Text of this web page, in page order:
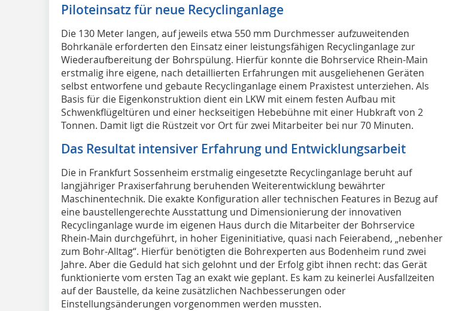
Piloteinsatz für neue Recyclinganlage
Die 130 Meter langen, auf jeweils etwa 550 mm Durchmesser aufzuweitenden
Bohrkanäle erforderten den Einsatz einer leistungsfähigen Recyclinganlage zur
Wiederaufbereitung der Bohrspülung. Hierfür konnte die Bohrservice Rhein-Main
erstmalig ihre eigene, nach detaillierten Erfahrungen mit ausgeliehenen Geräten
selbst entworfene und gebaute Recyclinganlage einem Praxistest unterziehen. Als
Basis für die Eigenkonstruktion dient ein LKW mit einem festen Aufbau mit
Schwenkflügeltüren und einer heckseitigen Hebebühne mit einer Hubkraft von 2
Tonnen. Damit ligt die Rüstzeit vor Ort für zwei Mitarbeiter bei nur 70 Minuten.
Das Resultat intensiver Erfahrung und Entwicklungsarbeit
Die in Frankfurt Sossenheim erstmalig eingesetzte Recyclinganlage beruht auf
langjähriger Praxiserfahrung beruhenden Weiterentwicklung bewährter
Maschinentechnik. Die exakte Konfiguration aller technischen Features in Bezug auf
eine baustellengerechte Ausstattung und Dimensionierung der innovativen
Recyclinganlage wurde im eigenen Haus durch die Mitarbeiter der Bohrservice
Rhein-Main durchgeführt, in hoher Eigeninitiative, quasi nach Feierabend, „nebenher
zum Bohr-Alltag“. Hierfür benötigten die Bohrexperten aus Bodenheim rund zwei
Jahre. Aber die Geduld hat sich gelohnt und der Erfolg gibt ihnen recht: das Gerät
funktionierte vom ersten Tag an exakt wie geplant. Es kam zu keinerlei Ausfallzeiten
auf der Baustelle, da keine zusätzlichen Nachbesserungen oder
Einstellungsänderungen vorgenommen werden mussten.